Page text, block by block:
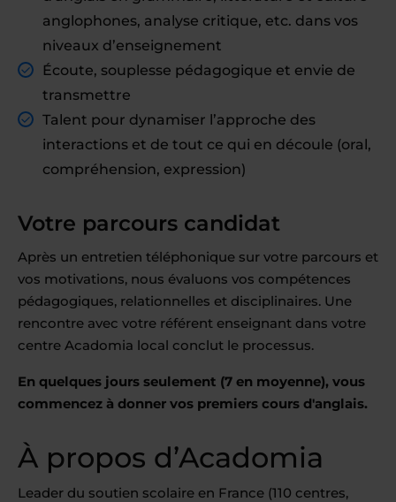
anglophones, analyse critique, etc. dans vos
niveaux d’enseignement
Écoute, souplesse pédagogique et envie de
transmettre
Talent pour dynamiser l’approche des
interactions et de tout ce qui en découle (oral,
compréhension, expression)
Votre parcours candidat
Après un entretien téléphonique sur votre parcours et
vos motivations, nous évaluons vos compétences
pédagogiques, relationnelles et disciplinaires. Une
rencontre avec votre référent enseignant dans votre
centre Acadomia local conclut le processus.
En quelques jours seulement (7 en moyenne), vous
commencez à donner vos premiers cours d'anglais.
À propos d’Acadomia
Leader du soutien scolaire en France (110 centres,